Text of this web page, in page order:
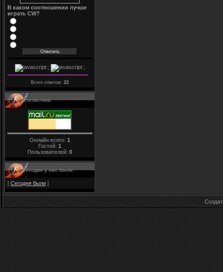
В каком соотношении лучше
играть CW?
Всего ответов: 22
Статистика
Онлайн всего: 1
Гостей: 1
Пользователей: 0
Сегодня у нас были
[ Сегодня были ]